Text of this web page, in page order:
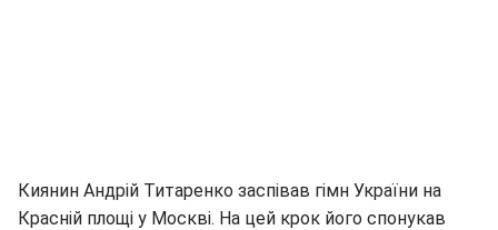
Киянин Андрій Титаренко заспівав гімн України на
Красній площі у Москві. На цей крок його спонукав